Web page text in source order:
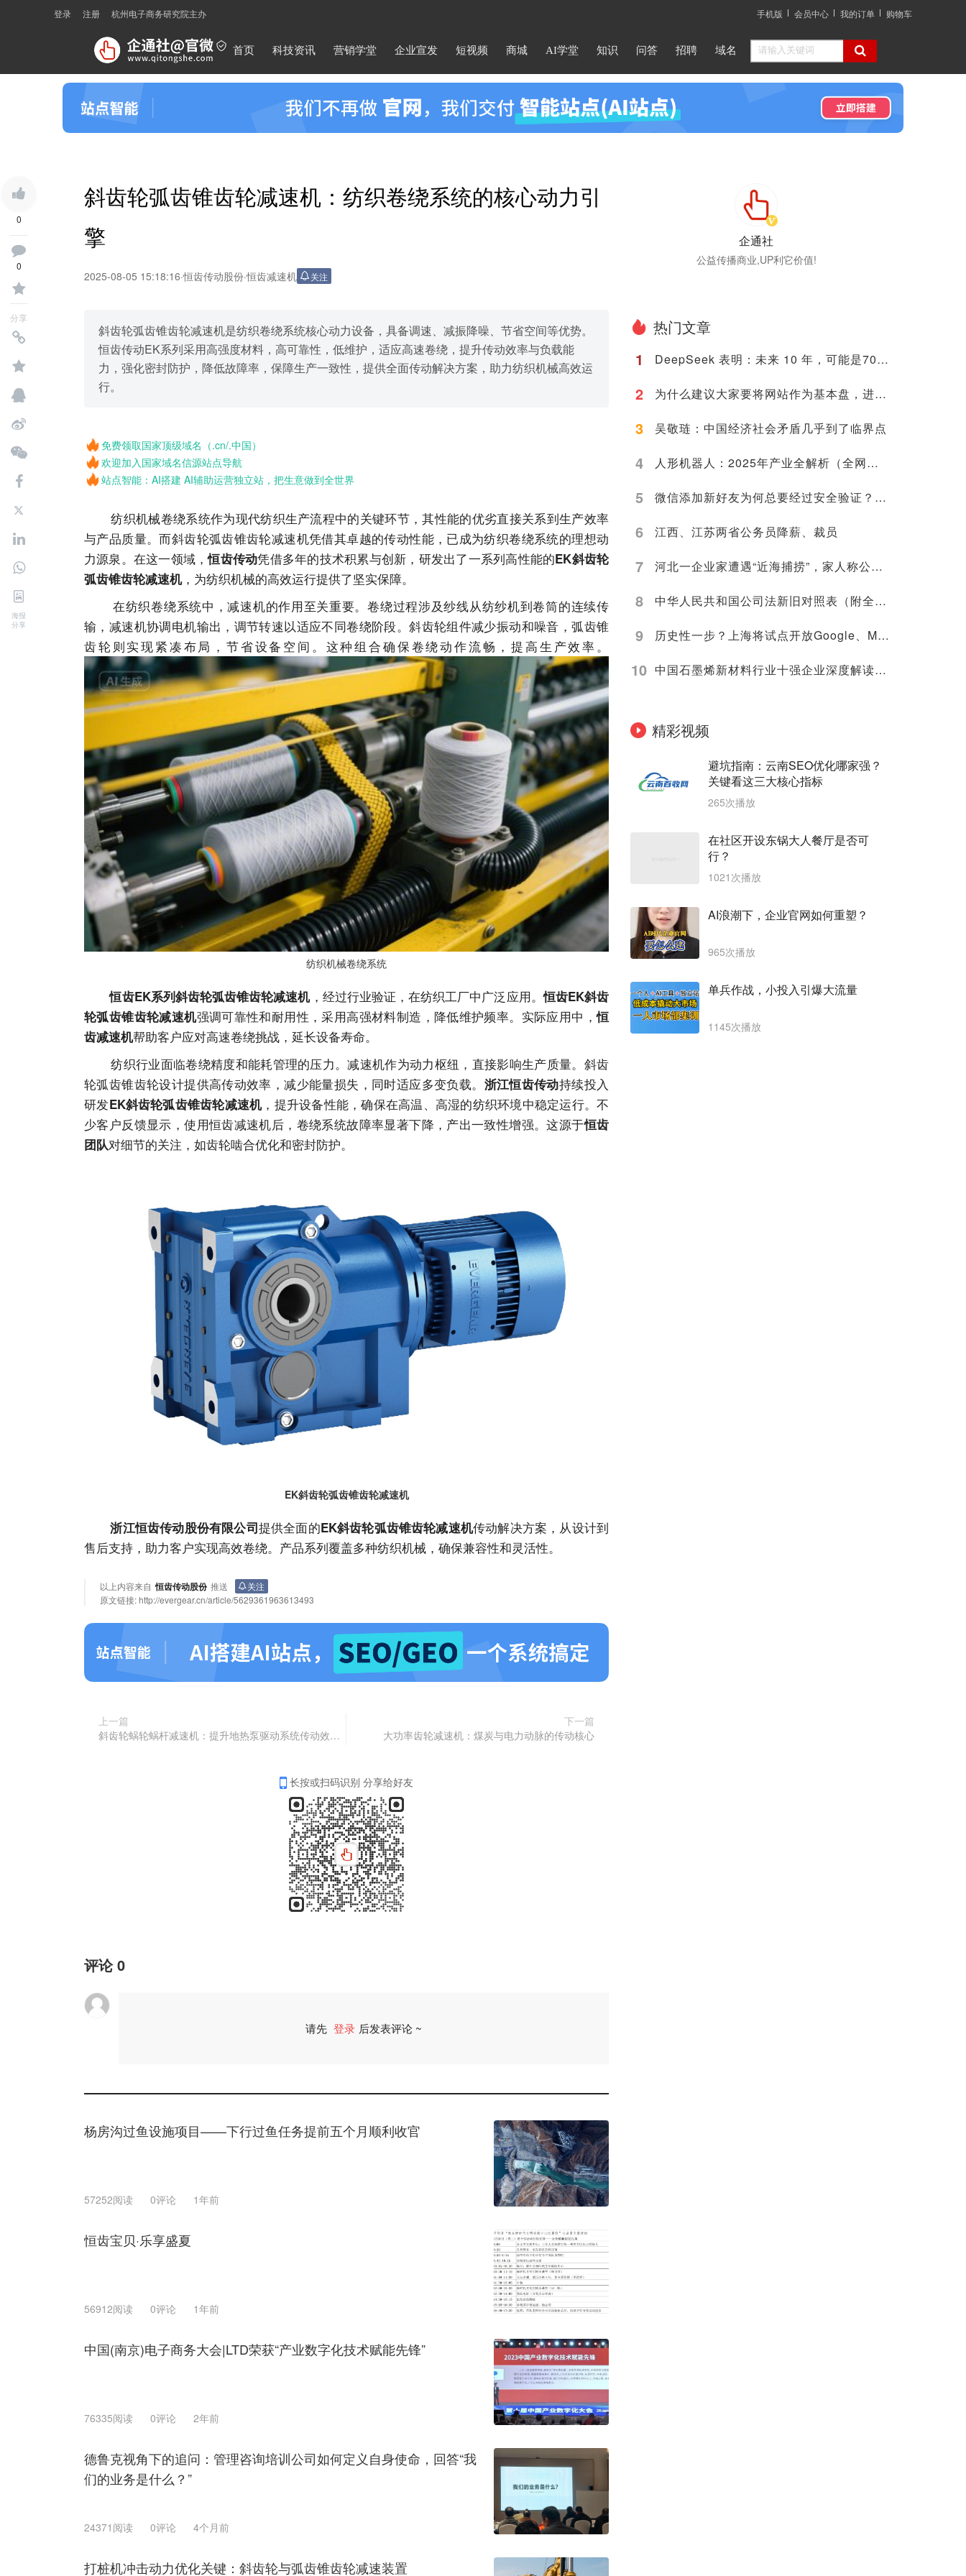
登录 注册 杭州电子商务研究院主办 手机版 会员中心 我的订单 购物车
首页 科技资讯 营销学堂 企业宣发 短视频 商城 AI学堂 知识 问答 招聘 域名
0
0
分享
海报
分享
斜齿轮弧齿锥齿轮减速机：纺织卷绕系统的核心动力引
擎
2025-08-05 15:18:16·恒齿传动股份·恒齿减速机 关注
斜齿轮弧齿锥齿轮减速机是纺织卷绕系统核心动力设备，具备调速、减振降噪、节省空间等优势。
恒齿传动EK系列采用高强度材料，高可靠性，低维护，适应高速卷绕，提升传动效率与负载能
力，强化密封防护，降低故障率，保障生产一致性，提供全面传动解决方案，助力纺织机械高效运
行。
免费领取国家顶级域名（.cn/.中国）
欢迎加入国家域名信源站点导航
站点智能：AI搭建 AI辅助运营独立站，把生意做到全世界
纺织机械卷绕系统作为现代纺织生产流程中的关键环节，其性能的优劣直接关系到生产效率
与产品质量。而斜齿轮弧齿锥齿轮减速机凭借其卓越的传动性能，已成为纺织卷绕系统的理想动
力源泉。在这一领域，恒齿传动凭借多年的技术积累与创新，研发出了一系列高性能的EK斜齿轮
弧齿锥齿轮减速机，为纺织机械的高效运行提供了坚实保障。
在纺织卷绕系统中，减速机的作用至关重要。卷绕过程涉及纱线从纺纱机到卷筒的连续传
输，减速机协调电机输出，调节转速以适应不同卷绕阶段。斜齿轮组件减少振动和噪音，弧齿锥
齿轮则实现紧凑布局，节省设备空间。这种组合确保卷绕动作流畅，提高生产效率。
纺织机械卷绕系统
恒齿EK系列斜齿轮弧齿锥齿轮减速机，经过行业验证，在纺织工厂中广泛应用。恒齿EK斜齿
轮弧齿锥齿轮减速机强调可靠性和耐用性，采用高强材料制造，降低维护频率。实际应用中，恒
齿减速机帮助客户应对高速卷绕挑战，延长设备寿命。
纺织行业面临卷绕精度和能耗管理的压力。减速机作为动力枢纽，直接影响生产质量。斜齿
轮弧齿锥齿轮设计提供高传动效率，减少能量损失，同时适应多变负载。 浙江恒齿传动持续投入
研发EK斜齿轮弧齿锥齿轮减速机，提升设备性能，确保在高温、高湿的纺织环境中稳定运行。不
少客户反馈显示，使用恒齿减速机后，卷绕系统故障率显著下降，产出一致性增强。这源于恒齿
团队对细节的关注，如齿轮啮合优化和密封防护。
EK斜齿轮弧齿锥齿轮减速机
浙江恒齿传动股份有限公司提供全面的EK斜齿轮弧齿锥齿轮减速机传动解决方案，从设计到
售后支持，助力客户实现高效卷绕。产品系列覆盖多种纺织机械，确保兼容性和灵活性。
以上内容来自 恒齿传动股份 推送
关注
原文链接:http://evergear.cn/article/5629361963613493
上一篇
斜齿轮蜗轮蜗杆减速机：提升地热泵驱动系统传动效能的关键技术
下一篇
大功率齿轮减速机：煤炭与电力动脉的传动核心
长按或扫码识别 分享给好友
评论0
请先 登录 后发表评论 ~
杨房沟过鱼设施项目——下行过鱼任务提前五个月顺利收官
57252阅读 0评论 1年前
恒齿宝贝·乐享盛夏
56912阅读 0评论 1年前
中国(南京)电子商务大会|LTD荣获“产业数字化技术赋能先锋”
76335阅读 0评论 2年前
德鲁克视角下的追问：管理咨询培训公司如何定义自身使命，回答“我
们的业务是什么？”
24371阅读 0评论 4个月前
打桩机冲击动力优化关键：斜齿轮与弧齿锥齿轮减速装置
企通社
公益传播商业,UP利它价值!
热门文章
1
DeepSeek 表明：未来 10 年，可能是70后80后最艰难的10 年
2 为什么建议大家要将网站作为基本盘，进来看看是否有道理再喷
3 吴敬琏：中国经济社会矛盾几乎到了临界点
4 人形机器人：2025年产业全解析（全网最全国内外玩家排行&细分龙头）
5 微信添加新好友为何总要经过安全验证？背后原因深度解析
6 江西、江苏两省公务员降薪、裁员
7 河北一企业家遭遇“近海捕捞”，家人称公司账上10.9亿现金惹祸
8 中华人民共和国公司法新旧对照表（附全文）
9 历史性一步？上海将试点开放Google、Meta等国际平台访问！
10 中国石墨烯新材料行业十强企业深度解读（2025）
精彩视频
避坑指南：云南SEO优化哪家强？
关键看这三大核心指标
265次播放
在社区开设东锅大人餐厅是否可
行？
1021次播放
AI浪潮下，企业官网如何重塑？
965次播放
单兵作战，小投入引爆大流量
1145次播放